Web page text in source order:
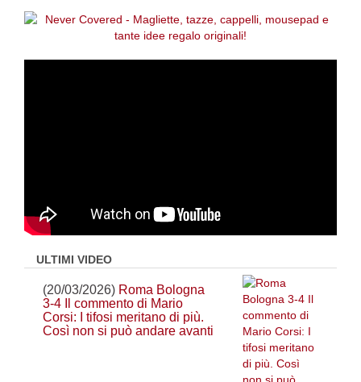
ULTIMI VIDEO
(20/03/2026) Roma Bologna
3-4 Il commento di Mario
Corsi: I tifosi meritano di più.
Così non si può andare avanti